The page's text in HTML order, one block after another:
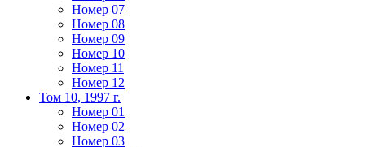
Номер 07
Номер 08
Номер 09
Номер 10
Номер 11
Номер 12
Том 10, 1997 г.
Номер 01
Номер 02
Номер 03